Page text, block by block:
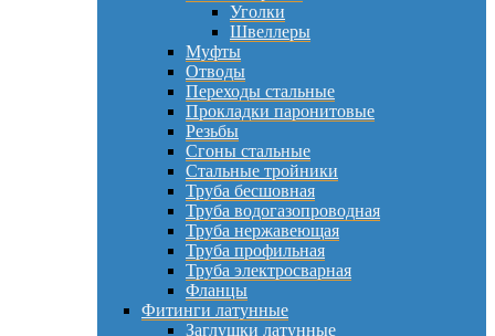
Уголки
Швеллеры
Муфты
Отводы
Переходы стальные
Прокладки паронитовые
Резьбы
Сгоны стальные
Стальные тройники
Труба бесшовная
Труба водогазопроводная
Труба нержавеющая
Труба профильная
Труба электросварная
Фланцы
Фитинги латунные
Заглушки латунные